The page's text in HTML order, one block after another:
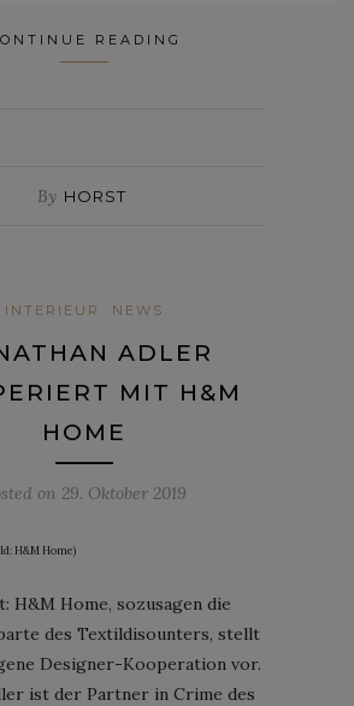
READING
By HORST
INTERIEUR NEWS
ADLER
MIT H&M
HOME
on 29. Oktober 2019
H&M Home)
H&M Home, sozusagen die
des Textildisounters, stellt
Designer-Kooperation vor.
ist der Partner in Crime des